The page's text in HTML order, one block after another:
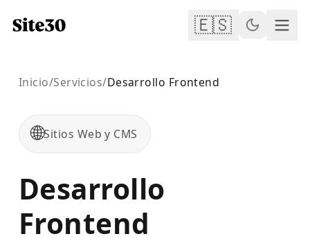
🇪🇸
Inicio/Servicios/Desarrollo Frontend
🌐Sitios Web y CMS
Desarrollo
Frontend